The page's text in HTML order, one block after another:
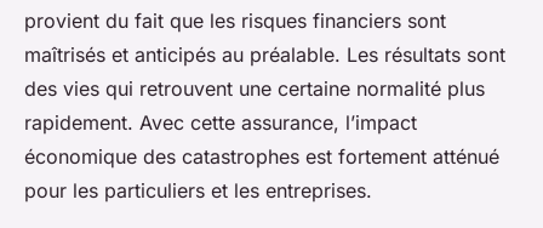
provient du fait que les risques financiers sont
maîtrisés et anticipés au préalable. Les résultats sont
des vies qui retrouvent une certaine normalité plus
rapidement. Avec cette assurance, l’impact
économique des catastrophes est fortement atténué
pour les particuliers et les entreprises.